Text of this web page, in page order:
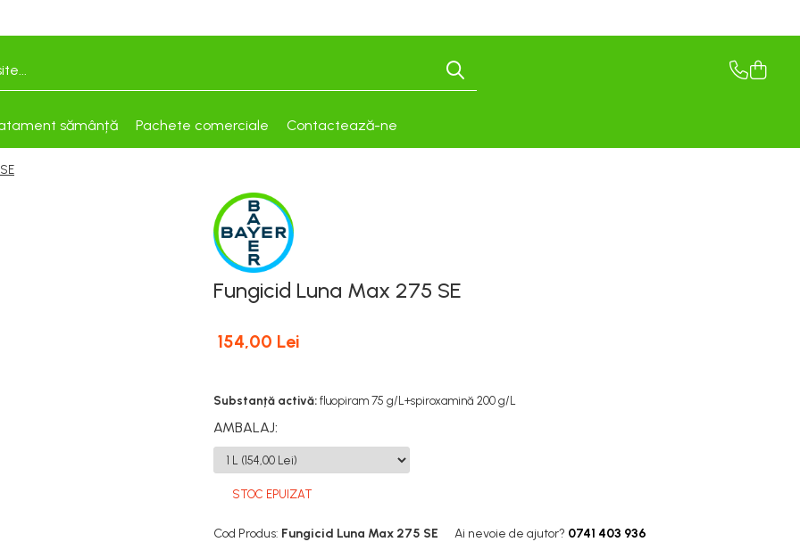
sămânță Pachete comerciale Contactează-ne
Fungicid Luna Max 275 SE
154,00 Lei
Substanță activă: fluopiram 75 g/L+spiroxamină 200 g/L
AMBALAJ:
STOC EPUIZAT
Cod Produs: Fungicid Luna Max 275 SE Ai nevoie de ajutor? 0741 403 936